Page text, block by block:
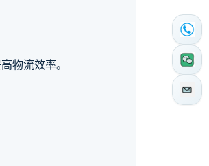
物流效率。